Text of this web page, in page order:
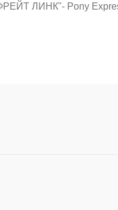
ЛИНК"- Pony